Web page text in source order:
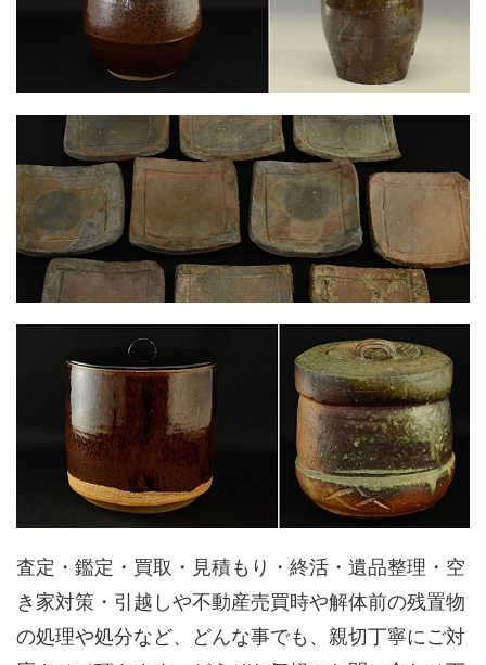
査定・鑑定・買取・見積もり・終活・遺品整理・空
き家対策・引越しや不動産売買時や解体前の残置物
の処理や処分など、どんな事でも、親切丁寧にご対